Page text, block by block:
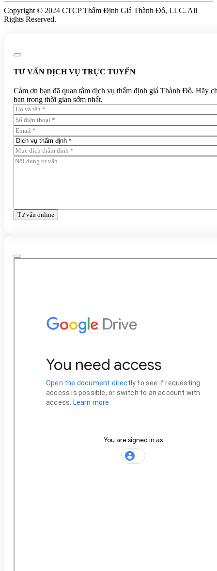
Copyright © 2024 CTCP Thẩm Định Giá Thành Đô, LLC. All
Rights Reserved.
TƯ VẤN DỊCH VỤ TRỰC TUYẾN
Cảm ơn bạn đã quan tâm dịch vụ thẩm định giá Thành Đô. Hãy
bạn trong thời gian sớm nhất.
Tư vấn online